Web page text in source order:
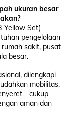
ukuran besar
Yellow Set)
pengelolaan
sakit, pusat
besar.
dilengkapi
mobilitas.
aman dan